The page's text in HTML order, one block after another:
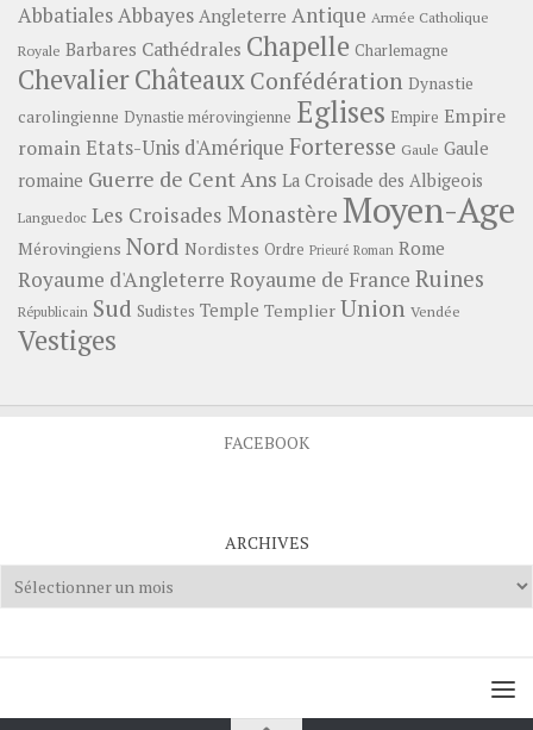
AbbatialesAbbayes Angleterre Antique Armée Catholique
Royale Barbares Cathédrales Chapelle Charlemagne
ChevalierChâteauxConfédération Dynastie
carolingienne Dynastie mérovingienne Eglises Empire Empire
romainEtats-Unis d'Amérique Forteresse Gaule Gaule
romaine Guerre de Cent Ans La Croisade des Albigeois
Languedoc Les Croisades Monastère Moyen-Age
Mérovingiens Nord Nordistes Ordre Prieuré Roman Rome
Royaume d'Angleterre Royaume de France Ruines
Républicain Sud Sudistes Temple Templier Union Vendée
Vestiges
FACEBOOK
ARCHIVES
Archives